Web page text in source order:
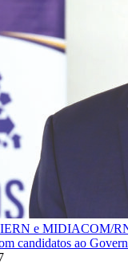
e MIDIACOM/
candidatos ao